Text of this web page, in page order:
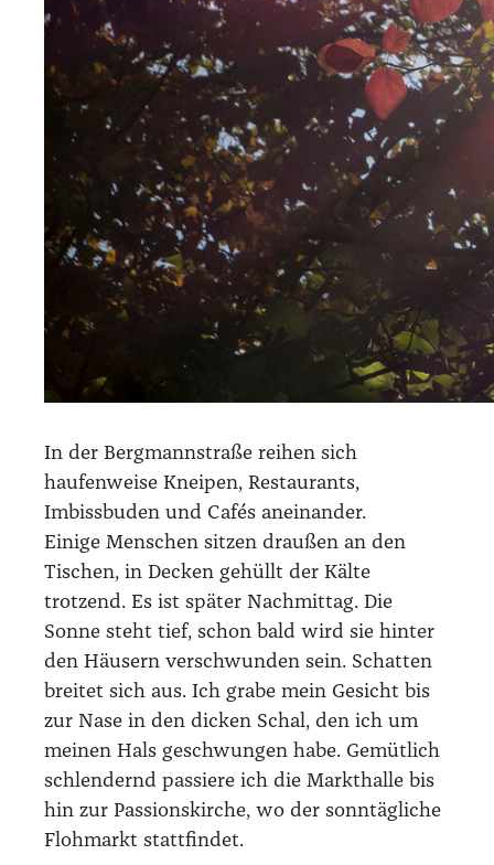
In der Bergmannstraße reihen sich
haufenweise Kneipen, Restaurants,
Imbissbuden und Cafés aneinander.
Einige Menschen sitzen draußen an den
Tischen, in Decken gehüllt der Kälte
trotzend. Es ist später Nachmittag. Die
Sonne steht tief, schon bald wird sie hinter
den Häusern verschwunden sein. Schatten
breitet sich aus. Ich grabe mein Gesicht bis
zur Nase in den dicken Schal, den ich um
meinen Hals geschwungen habe. Gemütlich
schlendernd passiere ich die Markthalle bis
hin zur Passionskirche, wo der sonntägliche
Flohmarkt stattfindet.